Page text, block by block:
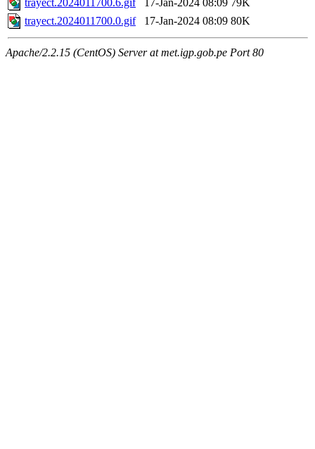
trayect.2024011700.6.gif
17-Jan-2024 08:09 79K
trayect.2024011700.0.gif
17-Jan-2024 08:09 80K
Apache/2.2.15 (CentOS) Server at met.igp.gob.pe Port 80